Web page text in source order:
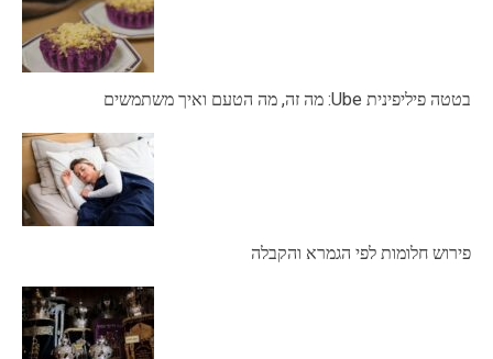
בטטה פיליפינית Ube: מה זה, מה הטעם ואיך משתמשים
פירוש חלומות לפי הגמרא והקבלה